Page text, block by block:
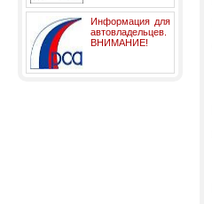
Информация для
автовладельцев.
ВНИМАНИЕ!